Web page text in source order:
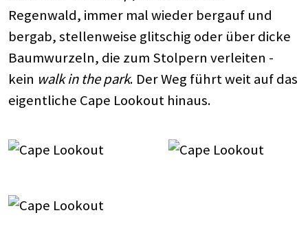
Regenwald, immer mal wieder bergauf und
bergab, stellenweise glitschig oder über dicke
Baumwurzeln, die zum Stolpern verleiten -
kein walk in the park. Der Weg führt weit auf das
eigentliche Cape Lookout hinaus.